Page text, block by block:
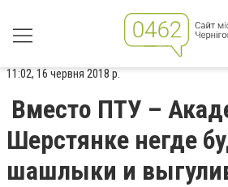
11:02, 16 червня 2018 р.
Вместо ПТУ –
Шерстянке негде
шашлыки и